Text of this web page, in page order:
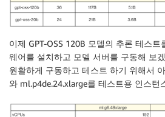
이제 GPT-OSS 120B 모델의 추론 테스
웨어를 설치하고 모델 서버를 구동해 보
원활하게 구동하고 테스트 하기 위해서
와 ml.p4de.24.xlarge를 테스트용 인스턴